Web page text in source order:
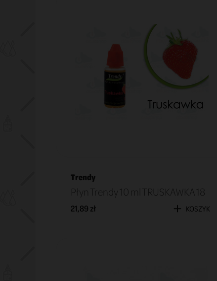
Trendy
Płyn Trendy 10 ml TRUSKAWKA 18
21,89 zł KOSZYK